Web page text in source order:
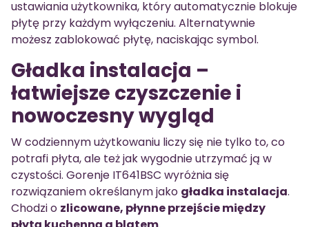
ustawiania użytkownika, który automatycznie blokuje
płytę przy każdym wyłączeniu. Alternatywnie
możesz zablokować płytę, naciskając symbol.
Gładka instalacja –
łatwiejsze czyszczenie i
nowoczesny wygląd
W codziennym użytkowaniu liczy się nie tylko to, co
potrafi płyta, ale też jak wygodnie utrzymać ją w
czystości. Gorenje IT641BSC wyróżnia się
rozwiązaniem określanym jako gładka instalacja.
Chodzi o zlicowane, płynne przejście między